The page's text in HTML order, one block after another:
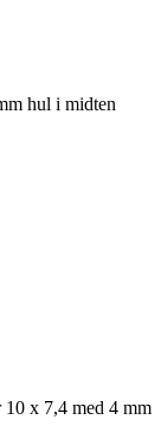
hul i midten
10 x 7,4 med 4 mm